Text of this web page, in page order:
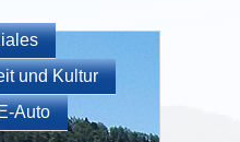
und Kultur
Auto